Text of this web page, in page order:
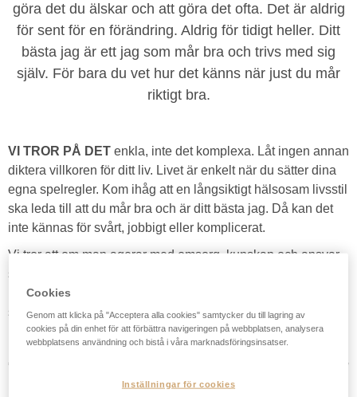
göra det du älskar och att göra det ofta. Det är aldrig
för sent för en förändring. Aldrig för tidigt heller. Ditt
bästa jag är ett jag som mår bra och trivs med sig
själv. För bara du vet hur det känns när just du mår
riktigt bra.
VI TROR PÅ DET enkla, inte det komplexa. Låt ingen annan
diktera villkoren för ditt liv. Livet är enkelt när du sätter dina
egna spelregler. Kom ihåg att en långsiktigt hälsosam livsstil
ska leda till att du mår bra och är ditt bästa jag. Då kan det
inte kännas för svårt, jobbigt eller komplicerat.
Vi tror att om man agerar med omsorg, kunskap och ansvar
samt använder enkla och naturliga råvaror så kommer smak,
hälsa och hållbarhet oftast på köpet. Vårt mål är lika enkelt
som det är stort, AXA förbereder dig att vara ditt bästa jag.
Cookies
Genom att klicka på "Acceptera alla cookies" samtycker du till lagring av
cookies på din enhet för att förbättra navigeringen på webbplatsen, analysera
webbplatsens användning och bistå i våra marknadsföringsinsatser.
Inställningar för cookies